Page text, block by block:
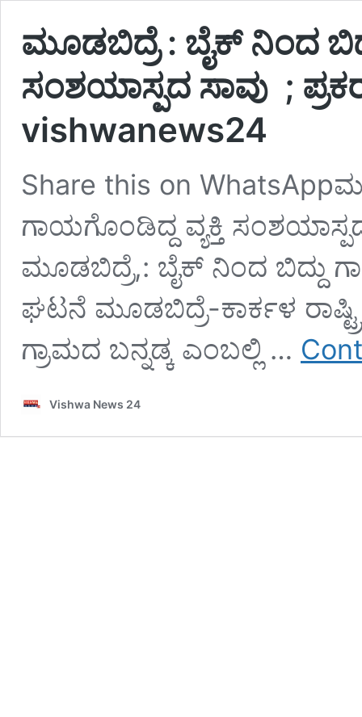
ಮೂಡಬಿದ್ರೆ : ಬೈಕ್ ನಿಂದ
ಸಂಶಯಾಸ್ಪದ ಸಾವು ;
vishwanews24
Share this on
ಗಾಯಗೊಂಡಿದ್ದ ವ್ಯಕ್ತಿ
ಮೂಡಬಿದ್ರೆ,: ಬೈಕ್ ನಿಂದ ಬಿದ್ದು
ಘಟನೆ ಮೂಡಬಿದ್ರೆ-ಕಾರ್ಕಳ
ಗ್ರಾಮದ ಬನ್ನಡ್ಕ ಎಂಬಲ್ಲಿ …
Vishwa News 24